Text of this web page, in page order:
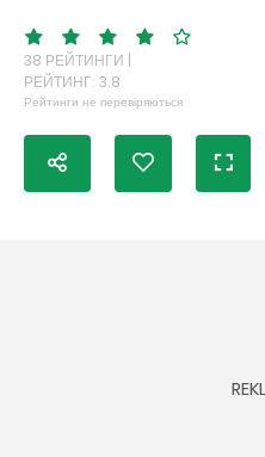
38 РЕЙТИНГИ |
РЕЙТИНГ: 3.8
Рейтинги не перевіряються